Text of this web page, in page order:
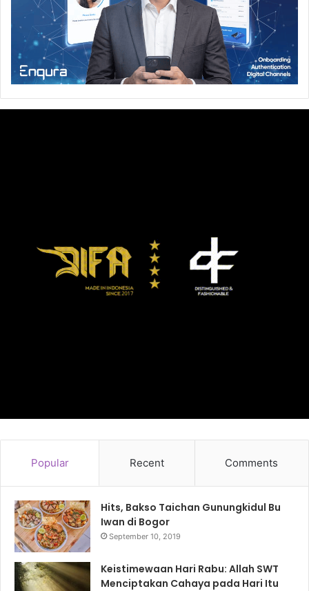
Popular Recent Comments
Hits, Bakso Taichan Gunungkidul Bu
Iwan di Bogor
September 10, 2019
Keistimewaan Hari Rabu: Allah SWT
Menciptakan Cahaya pada Hari Itu